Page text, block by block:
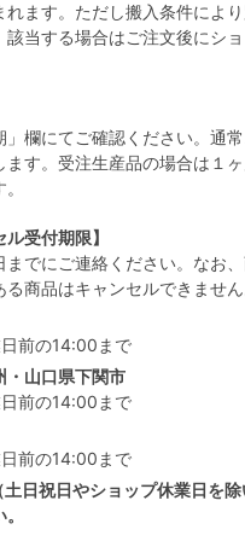
れます。ただし搬入条件によ
当する場合はご注文後にシ
欄にてご確認ください。通
ます。受注生産品の場合は１
受付期限】
までにご連絡ください。なお
商品はキャンセルできません
前の14:00まで
・山口県下関市
前の14:00まで
前の14:00まで
日祝日やショップ休業日を除